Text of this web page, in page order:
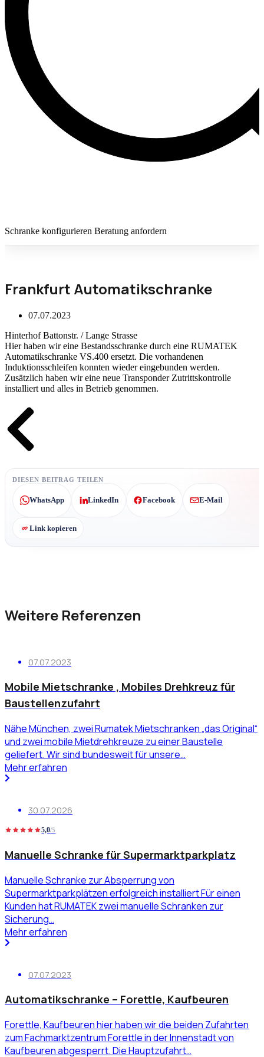
Schranke konfigurieren Beratung anfordern
Frankfurt Automatikschranke
07.07.2023
Hinterhof Battonstr. / Lange Strasse
Hier haben wir eine Bestandsschranke durch eine RUMATEK
Automatikschranke VS.400 ersetzt. Die vorhandenen
Induktionsschleifen konnten wieder eingebunden werden.
Zusätzlich haben wir eine neue Transponder Zutrittskontrolle
installiert und alles in Betrieb genommen.
DIESEN BEITRAG TEILEN
WhatsApp LinkedIn Facebook E-Mail
Link kopieren
Weitere Referenzen
07.07.2023
Mobile Mietschranke , Mobiles Drehkreuz für
Baustellenzufahrt
Nähe München, zwei Rumatek Mietschranken „das Original“
und zwei mobile Mietdrehkreuze zu einer Baustelle
geliefert. Wir sind bundesweit für unsere…
Mehr erfahren
30.07.2026
5,0/5
Manuelle Schranke für Supermarktparkplatz
Manuelle Schranke zur Absperrung von
Supermarktparkplätzen erfolgreich installiert Für einen
Kunden hat RUMATEK zwei manuelle Schranken zur
Sicherung…
Mehr erfahren
07.07.2023
Automatikschranke – Forettle, Kaufbeuren
Forettle, Kaufbeuren hier haben wir die beiden Zufahrten
zum Fachmarktzentrum Forettle in der Innenstadt von
Kaufbeuren abgesperrt. Die Hauptzufahrt…